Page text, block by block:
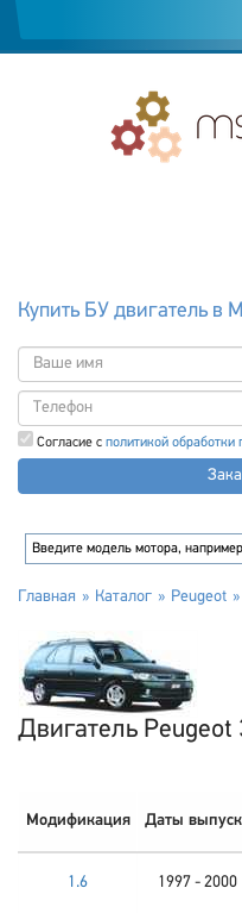
Купить БУ двигатель в
Согласие с политикой
Главная Каталог Peugeot
Двигатель Peugeot
Модификация Даты
1.6 1997 - 2000